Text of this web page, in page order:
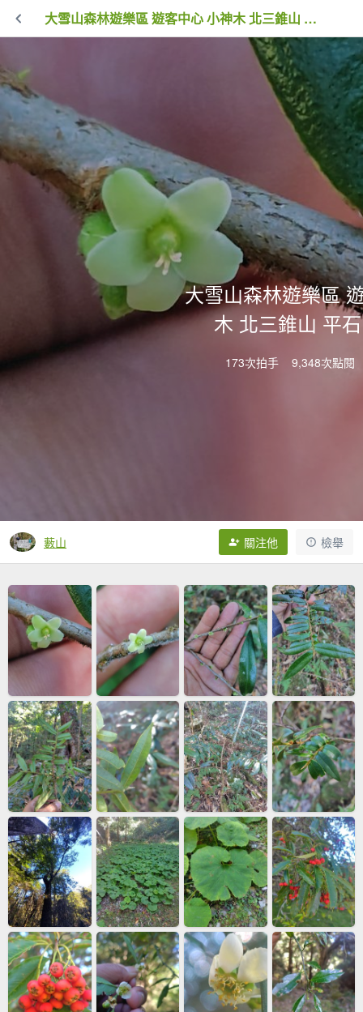
大雪山森林遊樂區 遊客中心 小神木 北三錐山 平石山西北峰
大雪山森林遊樂區
木 北三錐山 平
173次拍手 9,348次點閱
藪山 關注他 檢舉